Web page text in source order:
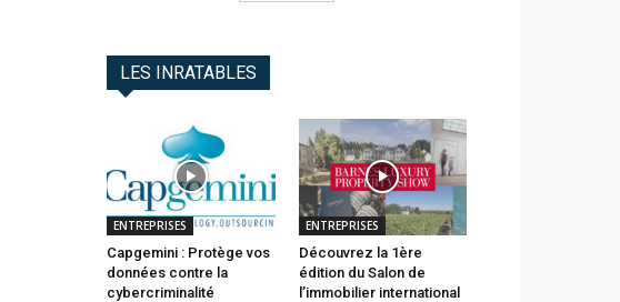
LES INRATABLES
ENTREPRISES
Capgemini : Protège vos
données contre la
cybercriminalité
ENTREPRISES
Découvrez la 1ère
édition du Salon de
l’immobilier international